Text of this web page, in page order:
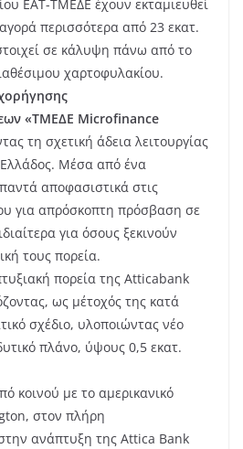
ΕΑΤ-ΤΜΕΔΕ έχουν εκταμιευθεί
περισσότερα από 23 εκατ.
σε κάλυψη πάνω από το
χαρτοφυλακίου.
«ΤΜΕΔΕ Microfinance
τη σχετική άδεια λειτουργίας
Μέσα από ένα
αποφασιστικά στις
για απρόσκοπτη πρόσβαση σε
για όσους ξεκινούν
τους πορεία.
πορεία της Atticabank
ως μέτοχός της κατά
σχέδιο, υλοποιώντας νέο
πλάνο, ύψους 0,5 εκατ.
κοινού με το αμερικανικό
στον πλήρη
ανάπτυξη της Attica Bank